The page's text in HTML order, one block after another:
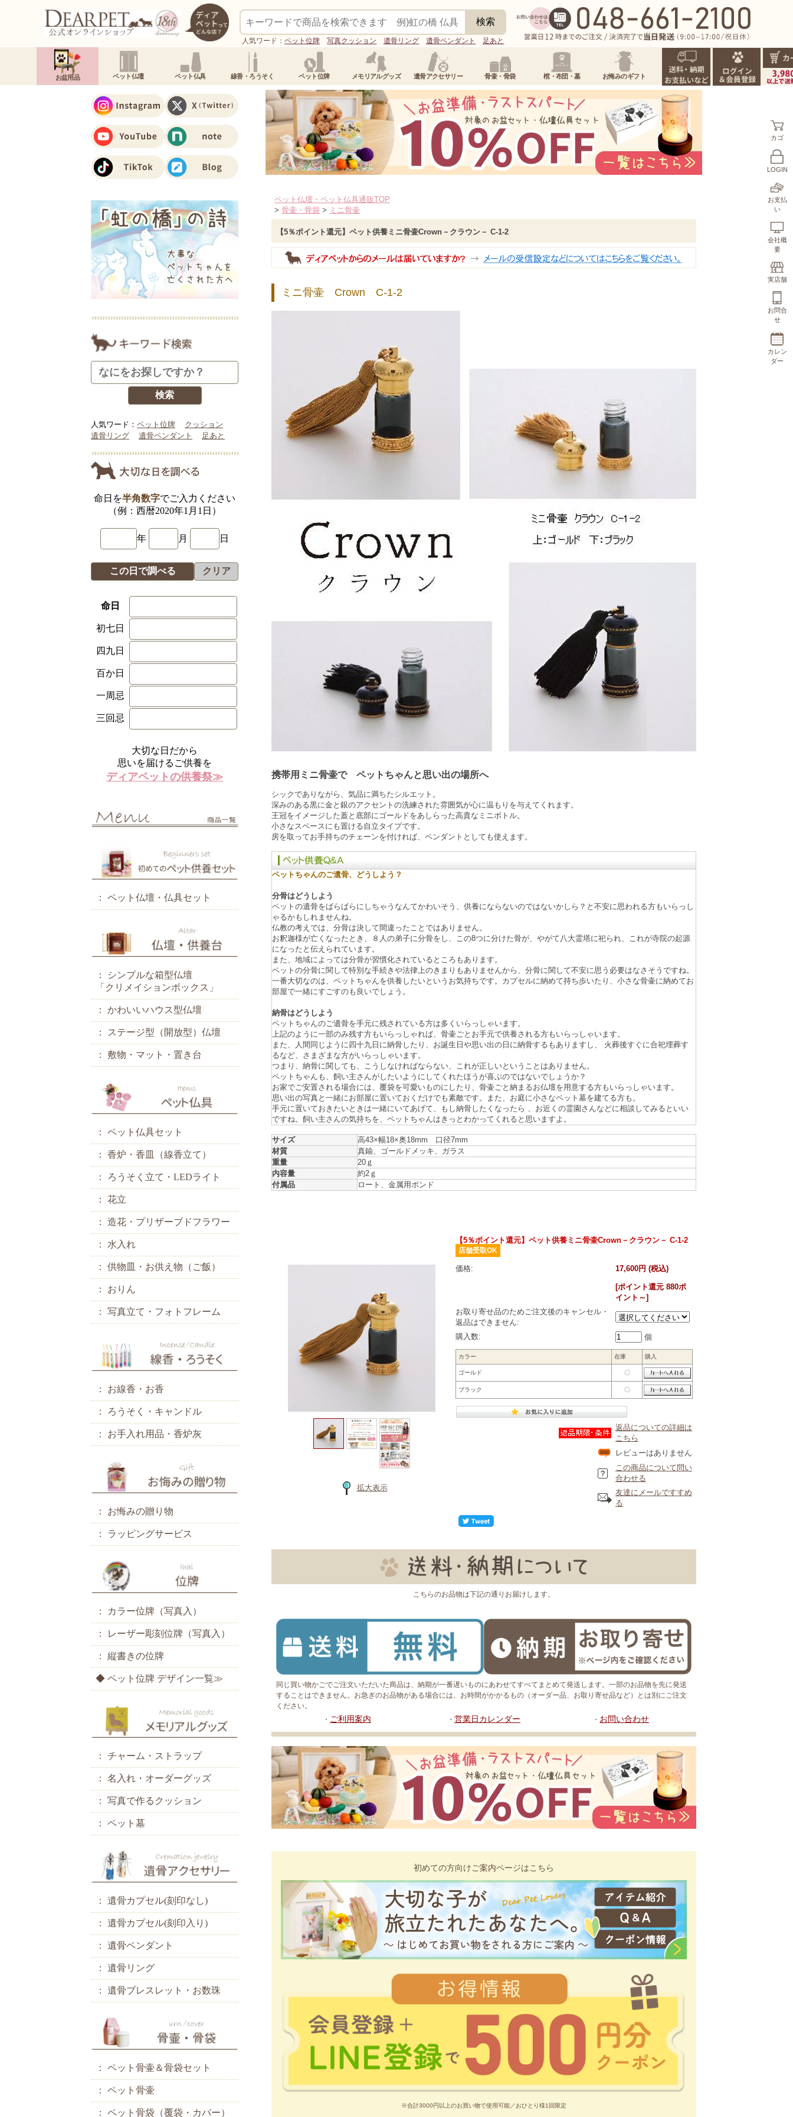
人気ワード：ペット位牌 写真クッション 遺骨リング 遺骨ペンダント 足あと
お盆用品 ペット仏壇 ペット仏具 線香・ろうそく ペット位牌 メモリアルグッズ 遺骨アクセサリー 骨壷・骨袋 棺・布団・墓 お悔みのギフト
カゴ
LOGIN
お支払
い
会社概
要
実店舗
お問合
せ
カレン
ダー
ペット仏壇・ペット仏具通販TOP
> 骨壷・骨袋 > ミニ骨壷
【5％ポイント還元】ペット供養ミニ骨壷Crown－クラウン－ C-1-2
ミニ骨壷 Crown C-1-2
携帯用ミニ骨壷で ペットちゃんと思い出の場所へ
シックでありながら、気品に満ちたシルエット。
深みのある黒に金と銀のアクセントの洗練された雰囲気が心に温もりを与えてくれます。
王冠をイメージした蓋と底部にゴールドをあしらった高貴なミニボトル。
小さなスペースにも置ける自立タイプです。
房を取ってお手持ちのチェーンを付ければ、ペンダントとしても使えます。
ペットちゃんのご遺骨、どうしよう？
分骨はどうしよう
ペットの遺骨をばらばらにしちゃうなんてかわいそう、供養にならないのではないかしら？と不安に思われる方もいらっし
ゃるかもしれませんね。
仏教の考えでは、分骨は決して間違ったことではありません。
お釈迦様が亡くなったとき、８人の弟子に分骨をし、この8つに分けた骨が、やがて八大霊塔に祀られ、これが寺院の起源
になったと伝えられています。
また、地域によっては分骨が習慣化されているところもあります。
ペットの分骨に関して特別な手続きや法律上のきまりもありませんから、分骨に関して不安に思う必要はなさそうですね。
一番大切なのは、ペットちゃんを供養したいというお気持ちです。カプセルに納めて持ち歩いたり、小さな骨壷に納めてお
部屋で一緒にすごすのも良いでしょう。
納骨はどうしよう
ペットちゃんのご遺骨を手元に残されている方は多くいらっしゃいます。
上記のように一部のみ残す方もいらっしゃれば、骨壷ごとお手元で供養される方もいらっしゃいます。
また、人間同じように四十九日に納骨したり、お誕生日や思い出の日に納骨するもありますし、 火葬後すぐに合祀埋葬す
るなど、さまざまな方がいらっしゃいます。
つまり、納骨に関しても、こうしなければならない、これが正しいということはありません。
ペットちゃんも、飼い主さんがしたいようにしてくれたほうが喜ぶのではないでしょうか？
お家でご安置される場合には、覆袋を可愛いものにしたり、骨壷ごと納まるお仏壇を用意する方もいらっしゃいます。
思い出の写真と一緒にお部屋に置いておくだけでも素敵です。また、お庭に小さなペット墓を建てる方も。
手元に置いておきたいときは一緒にいてあげて、もし納骨したくなったら 、お近くの霊園さんなどに相談してみるといい
ですね。飼い主さんの気持ちを、ペットちゃんはきっとわかってくれると思いますよ。
サイズ
高43×幅18×奥18mm 口径7mm
材質
真鍮、ゴールドメッキ、ガラス
重量
20ｇ
内容量
約2ｇ
付属品
ロート、金属用ボンド
拡大表示
【5％ポイント還元】ペット供養ミニ骨壷Crown－クラウン－ C-1-2
店舗受取OK
価格: 17,600円 (税込)
[ポイント還元 880ポ
イント～]
お取り寄せ品のためご注文後のキャンセル・
返品はできません:
購入数:
個
カラー 在庫 購入
ゴールド 〇
ブラック 〇
返品についての詳細は
こちら
レビューはありません
この商品について問い
合わせる
友達にメールですすめ
る
こちらのお品物は下記の通りお届けします。
同じ買い物かごでご注文いただいた商品は、納期が一番遅いものにあわせてすべてまとめて発送します。一部のお品物を先に発送
することはできません。お急ぎのお品物がある場合には、お時間がかかるもの（オーダー品、お取り寄せ品など）とは別にご注文
ください。
・ ご利用案内 ・ 営業日カレンダー ・ お問い合わせ
初めての方向けご案内ページはこちら
※合計3000円以上のお買い物で使用可能／おひとり様1回限定